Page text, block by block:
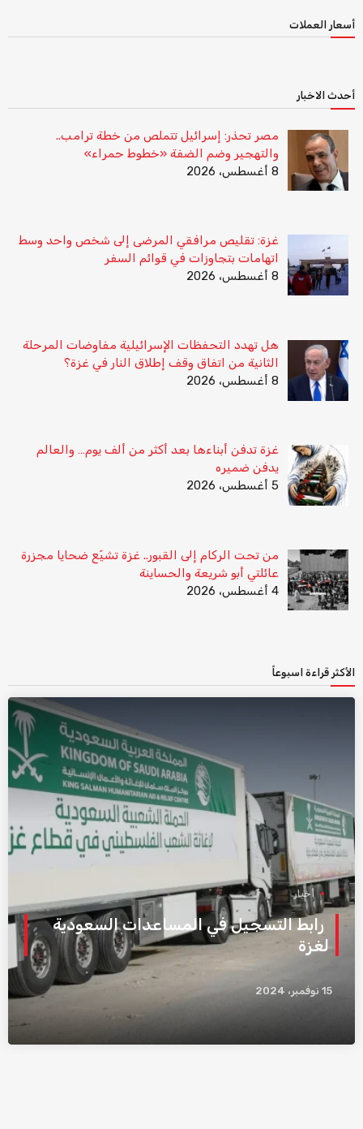
أسعار العملات
أحدث الاخبار
مصر تحذر: إسرائيل تتملص من خطة ترامب..
والتهجير وضم الضفة «خطوط حمراء»
8 أغسطس، 2026
غزة: تقليص مرافقي المرضى إلى شخص واحد وسط
اتهامات بتجاوزات في قوائم السفر
8 أغسطس، 2026
هل تهدد التحفظات الإسرائيلية مفاوضات المرحلة
الثانية من اتفاق وقف إطلاق النار في غزة؟
8 أغسطس، 2026
غزة تدفن أبناءها بعد أكثر من ألف يوم… والعالم
يدفن ضميره
5 أغسطس، 2026
من تحت الركام إلى القبور.. غزة تشيّع ضحايا مجزرة
عائلتي أبو شريعة والحساينة
4 أغسطس، 2026
الأكثر قراءة اسبوعاً
أخبار
رابط التسجيل في المساعدات السعودية
لغزة
15 نوفمبر، 2024